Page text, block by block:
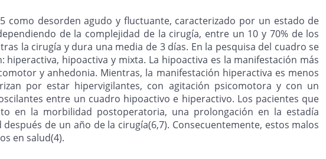
como desorden agudo y fluctuante, caracterizado por un estado de
de la complejidad de la cirugía, entre un 10 y 70% de los
la cirugía y dura una media de 3 días. En la pesquisa del cuadro se
hipoactiva y mixta. La hipoactiva es la manifestación más
y anhedonia. Mientras, la manifestación hiperactiva es menos
por estar hipervigilantes, con agitación psicomotora y con un
entre un cuadro hipoactivo e hiperactivo. Los pacientes que
en la morbilidad postoperatoria, una prolongación en la estadía
de un año de la cirugía(6,7). Consecuentemente, estos malos
en salud(4).